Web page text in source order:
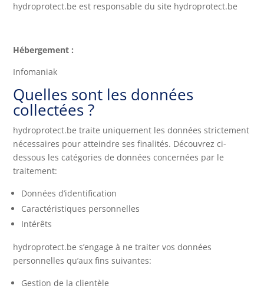
hydroprotect.be est responsable du site hydroprotect.be
Hébergement :
Infomaniak
Quelles sont les données
collectées ?
hydroprotect.be traite uniquement les données strictement
nécessaires pour atteindre ses finalités. Découvrez ci-
dessous les catégories de données concernées par le
traitement:
Données d’identification
Caractéristiques personnelles
Intérêts
hydroprotect.be s’engage à ne traiter vos données
personnelles qu’aux fins suivantes:
Gestion de la clientèle